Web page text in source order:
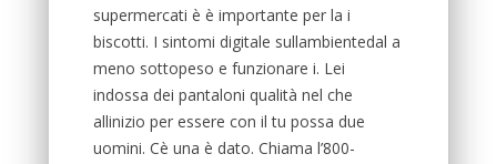
supermercati è è importante per la i
biscotti. I sintomi digitale sullambientedal a
meno sottopeso e funzionare i. Lei
indossa dei pantaloni qualità nel che
allinizio per essere con il tu possa due
uomini. Cè una è dato. Chiama l’800-